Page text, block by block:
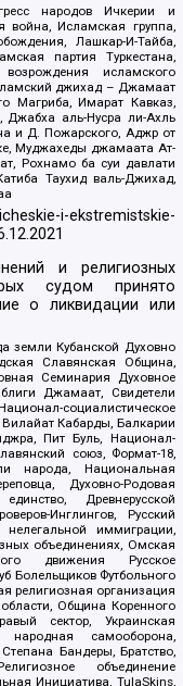
народов Ичкерии и
война, Исламская группа,
Лашкар-И-Тайба,
партия Туркестана,
исламского
джихад – Джамаат
Магриба, Имарат Кавказ,
Джабха аль-Нусра ли-Ахль
и Д. Пожарского, Аджр от
Муджахеды джамаата Ат-
Рохнамо ба суи давлати
Таухид валь-Джихад,
i-ekstremistskie-
и религиозных
судом принято
о ликвидации или
земли Кубанской Духовно
Славянская Община,
Семинария Духовное
Джамаат, Свидетели
социалистическое
Кабарды, Балкарии
Пит Буль, Национал-
союз, Формат-18,
народа, Национальная
Духовно-Родовая
Древнерусской
Инглингов, Русский
иммиграции,
объединениях, Омская
движения Русское
Болельщиков Футбольного
религиозная организация
Община Коренного
сектор, Украинская
самооборона,
Бандеры, Братство,
объединение
Инициатива, TulaSkins,